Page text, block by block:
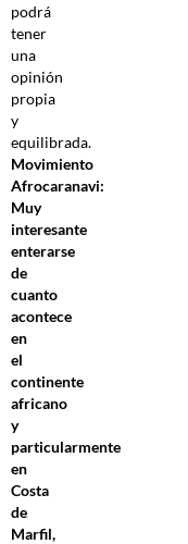
podrá
tener
una
opinión
propia
y
equilibrada.
Movimiento
Afrocaranavi:
Muy
interesante
enterarse
de
cuanto
acontece
en
el
continente
africano
y
particularmente
en
Costa
de
Marfil,